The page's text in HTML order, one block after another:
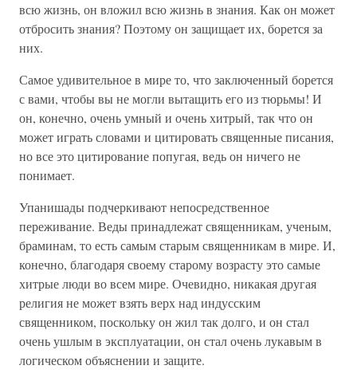
всю жизнь, он вложил всю жизнь в знания. Как он может
отбросить знания? Поэтому он защищает их, борется за
них.
Самое удивительное в мире то, что заключенный борется
с вами, чтобы вы не могли вытащить его из тюрьмы! И
он, конечно, очень умный и очень хитрый, так что он
может играть словами и цитировать священные писания,
но все это цитирование попугая, ведь он ничего не
понимает.
Упанишады подчеркивают непосредственное
переживание. Веды принадлежат священникам, ученым,
браминам, то есть самым старым священникам в мире. И,
конечно, благодаря своему старому возрасту это самые
хитрые люди во всем мире. Очевидно, никакая другая
религия не может взять верх над индусским
священником, поскольку он жил так долго, и он стал
очень ушлым в эксплуатации, он стал очень лукавым в
логическом объяснении и защите.